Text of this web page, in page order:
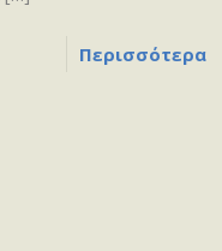
Περισσότερα